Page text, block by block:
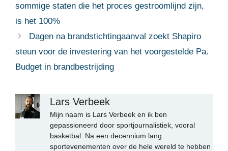
sommige staten die het proces gestroomlijnd zijn,
is het 100%
Dagen na brandstichtingaanval zoekt Shapiro
steun voor de investering van het voorgestelde Pa.
Budget in brandbestrijding
Lars Verbeek
Mijn naam is Lars Verbeek en ik ben
gepassioneerd door sportjournalistiek, vooral
basketbal. Na een decennium lang
sportevenementen over de hele wereld te hebben